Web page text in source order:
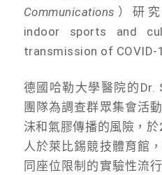
Communications ）研
indoor sports and
transmission of COVID-
德國哈勒大學醫院的
團隊為調查群眾集會活
沫和氣膠傳播的風險，
人於萊比錫競技體育館
同座位限制的實驗性流